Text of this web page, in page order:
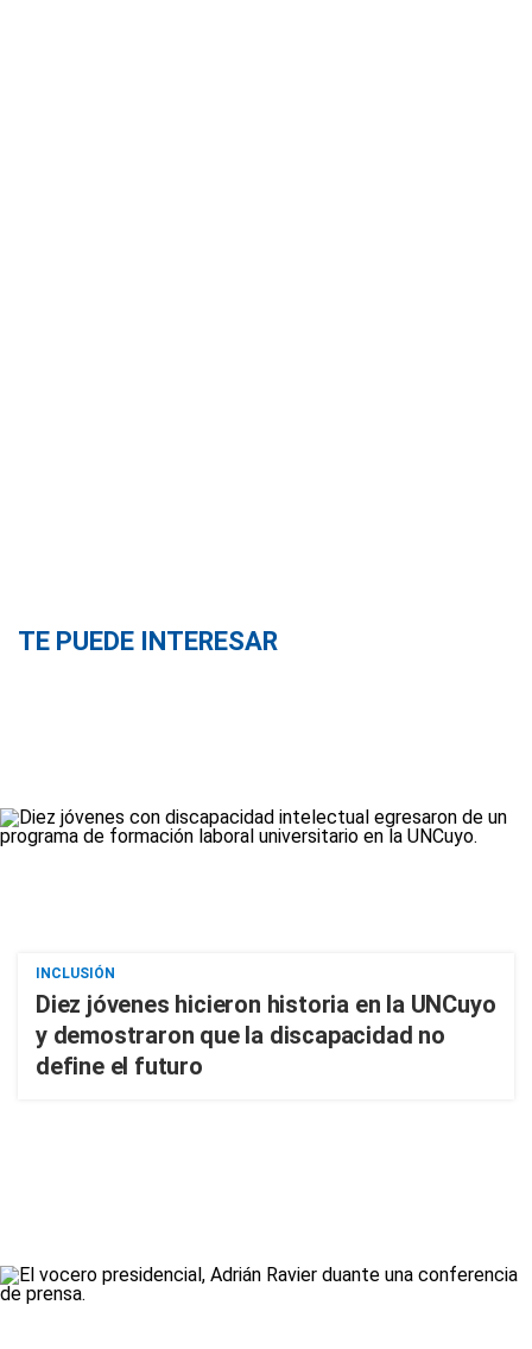
TE PUEDE INTERESAR
INCLUSIÓN
Diez jóvenes hicieron historia en la UNCuyo
y demostraron que la discapacidad no
define el futuro